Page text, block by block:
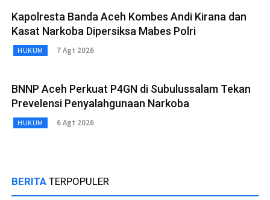
Kapolresta Banda Aceh Kombes Andi Kirana dan
Kasat Narkoba Dipersiksa Mabes Polri
HUKUM 7 Agt 2026
BNNP Aceh Perkuat P4GN di Subulussalam Tekan
Prevelensi Penyalahgunaan Narkoba
HUKUM 6 Agt 2026
BERITA TERPOPULER